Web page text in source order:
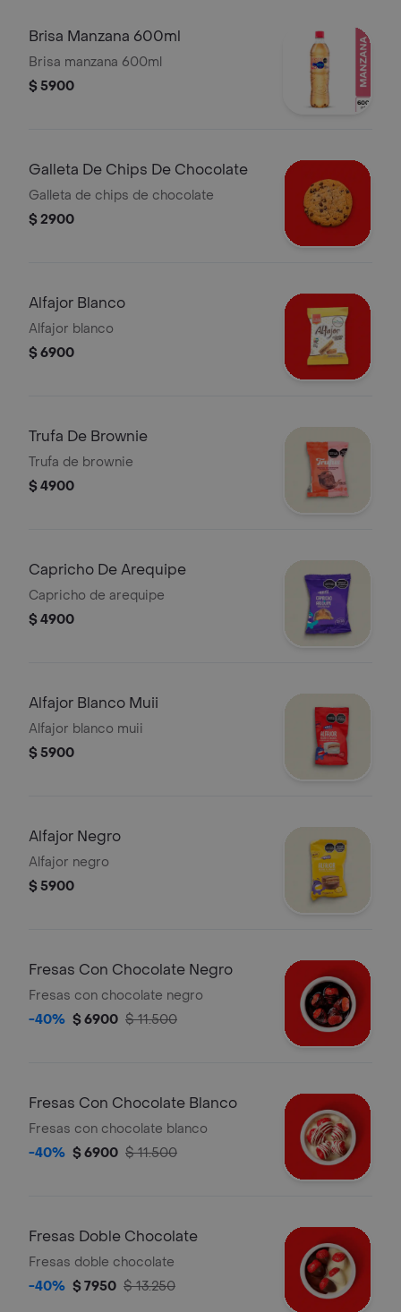
Brisa Manzana 600ml
Brisa manzana 600ml
$ 5900
Galleta De Chips De Chocolate
Galleta de chips de chocolate
$ 2900
Alfajor Blanco
Alfajor blanco
$ 6900
Trufa De Brownie
Trufa de brownie
$ 4900
Capricho De Arequipe
Capricho de arequipe
$ 4900
Alfajor Blanco Muii
Alfajor blanco muii
$ 5900
Alfajor Negro
Alfajor negro
$ 5900
Fresas Con Chocolate Negro
Fresas con chocolate negro
-40% $ 6900 $ 11.500
Fresas Con Chocolate Blanco
Fresas con chocolate blanco
-40% $ 6900 $ 11.500
Fresas Doble Chocolate
Fresas doble chocolate
-40% $ 7950 $ 13.250